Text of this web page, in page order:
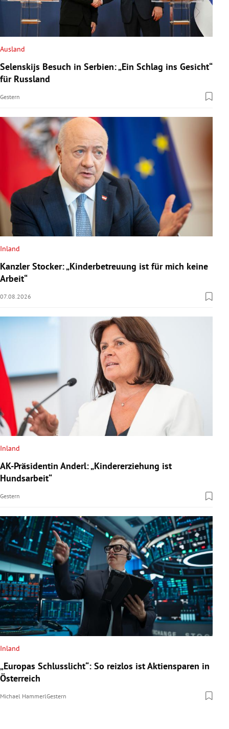
Ausland
Selenskijs Besuch in Serbien: „Ein Schlag ins Gesicht“
für Russland
Gestern
Inland
Kanzler Stocker: „Kinderbetreuung ist für mich keine
Arbeit“
07.08.2026
Inland
AK-Präsidentin Anderl: „Kindererziehung ist
Hundsarbeit“
Gestern
Inland
„Europas Schlusslicht“: So reizlos ist Aktiensparen in
Österreich
Michael HammerlGestern